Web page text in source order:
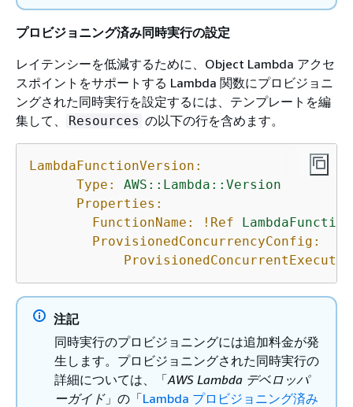
プロビジョニング済み同時実行の設定
レイテンシーを低減するために、Object Lambda アクセ
スポイントをサポートする Lambda 関数にプロビジョニ
ングされた同時実行を設定するには、テンプレートを編
集して、
Resources の以下の行を含めます。
LambdaFunctionVersion:
Type:
AWS::Lambda::Version
Properties:
FunctionName:
!Ref
LambdaFunction
ProvisionedConcurrencyConfig:
注記
同時実行のプロビジョニングには追加料金が発
生します。プロビジョニングされた同時実行の
詳細については、「AWS Lambda デベロッパ
ーガイド」の「Lambda プロビジョニング済み